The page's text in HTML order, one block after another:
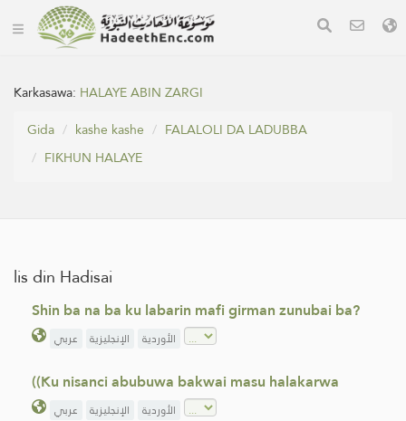
Karkasawa: HALAYE ABIN ZARGI
Gida
kashe kashe
FALALOLI DA LADUBBA
FIƘHUN HALAYE
lis din Hadisai
Shin ba na ba ku labarin mafi girman zunubai ba?
عربي الإنجليزية الأوردية
((Ku nisanci abubuwa bakwai masu halakarwa
عربي الإنجليزية الأوردية